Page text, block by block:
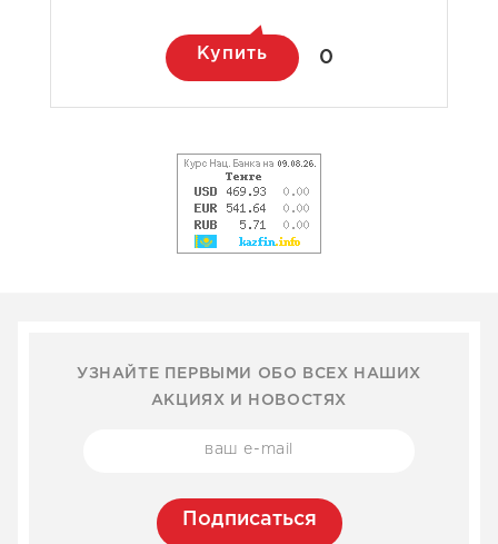
Купить 0
УЗНАЙТЕ ПЕРВЫМИ ОБО ВСЕХ НАШИХ
АКЦИЯХ И НОВОСТЯХ
Подписаться